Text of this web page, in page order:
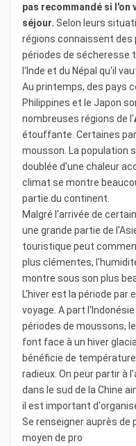
pas recommandé si l'on
séjour. Selon leurs
régions connaissent des
périodes de sécheresse
l'Inde et du Népal qu'il
Au printemps, des pays
Philippines et le Japon
nombreuses régions de l'
étouffante. Certaines
mousson. La population
doublée d'une chaleur
climat se montre
partie du continent.
Malgré l'arrivée de
une grande partie de
touristique peut
plus clémentes,
montre sous son plus
L'hiver est la période par
voyage. A part
périodes de moussons,
font face à un hiver
bénéficie de
radieux. On peur partir à
dans le sud de la Chine
il est important
Se renseigner auprès
moyen de pro